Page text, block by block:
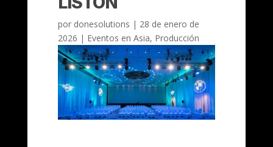
por donesolutions | 28 de enero de
2026 | Eventos en Asia, Producción